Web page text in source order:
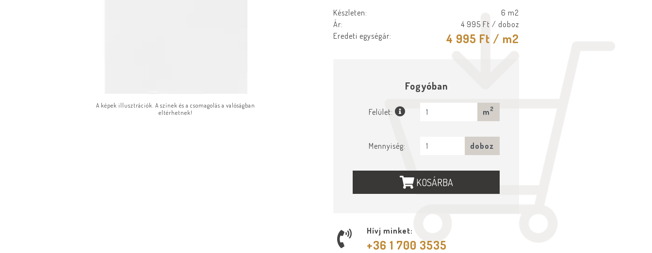
A képek illusztrációk. A színek és a csomagolás a valóságban
eltérhetnek!
Készleten:
6 m2
Ár:
4 995 Ft / doboz
Eredeti egységár:
4 995 Ft / m2
Fogyóban
Felület: m 2
Mennyiség: doboz
KOSÁRBA
Hívj minket:
+36 1 700 3535